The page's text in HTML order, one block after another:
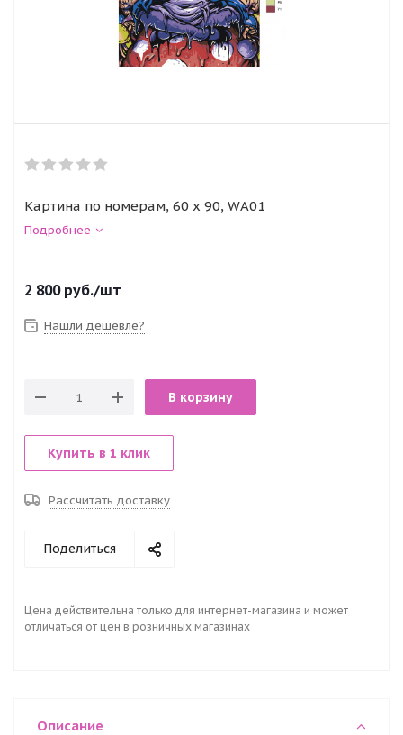
Картина по номерам, 60 x 90, WA01
Подробнее
2 800руб./шт
Нашли дешевле?
В корзину
Купить в 1 клик
Рассчитать доставку
Поделиться
Цена действительна только для интернет-магазина и может
отличаться от цен в розничных магазинах
Описание